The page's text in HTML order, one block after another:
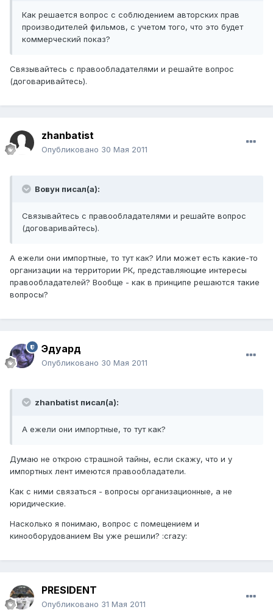
Как решается вопрос с соблюдением авторских прав
производителей фильмов, с учетом того, что это будет
коммерческий показ?
Связывайтесь с правообладателями и решайте вопрос
(договаривайтесь).
zhanbatist
Опубликовано 30 Мая 2011
Вовун писал(а):
Связывайтесь с правообладателями и решайте вопрос
(договаривайтесь).
А ежели они импортные, то тут как? Или может есть какие-то
организации на территории РК, представляющие интересы
правообладателей? Вообще - как в принципе решаются такие
вопросы?
Эдуард
Опубликовано 30 Мая 2011
zhanbatist писал(а):
А ежели они импортные, то тут как?
Думаю не открою страшной тайны, если скажу, что и у
импортных лент имеются правообладатели.
Как с ними связаться - вопросы организационные, а не
юридические.
Насколько я понимаю, вопрос с помещением и
кинооборудованием Вы уже решили? :crazy:
PRESIDENT
Опубликовано 31 Мая 2011